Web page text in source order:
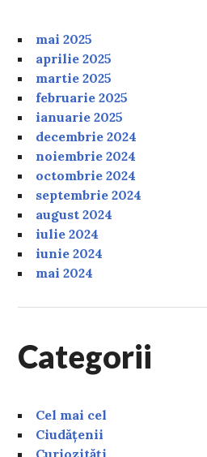
mai 2025
aprilie 2025
martie 2025
februarie 2025
ianuarie 2025
decembrie 2024
noiembrie 2024
octombrie 2024
septembrie 2024
august 2024
iulie 2024
iunie 2024
mai 2024
Categorii
Cel mai cel
Ciudățenii
Curiozități